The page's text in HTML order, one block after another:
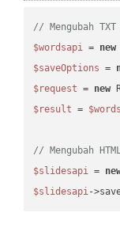
// Mengubah TXT
$wordsapi = new
$saveOptions =
$request = new
$result =
// Mengubah
$slidesapi =
$slidesapi-